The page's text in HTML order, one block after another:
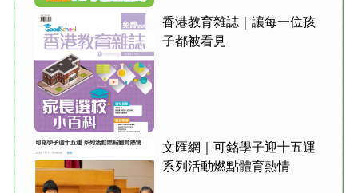
香港教育雜誌｜讓每一位孩
子都被看見
文匯網｜可銘學子迎十五運
系列活動燃點體育熱情